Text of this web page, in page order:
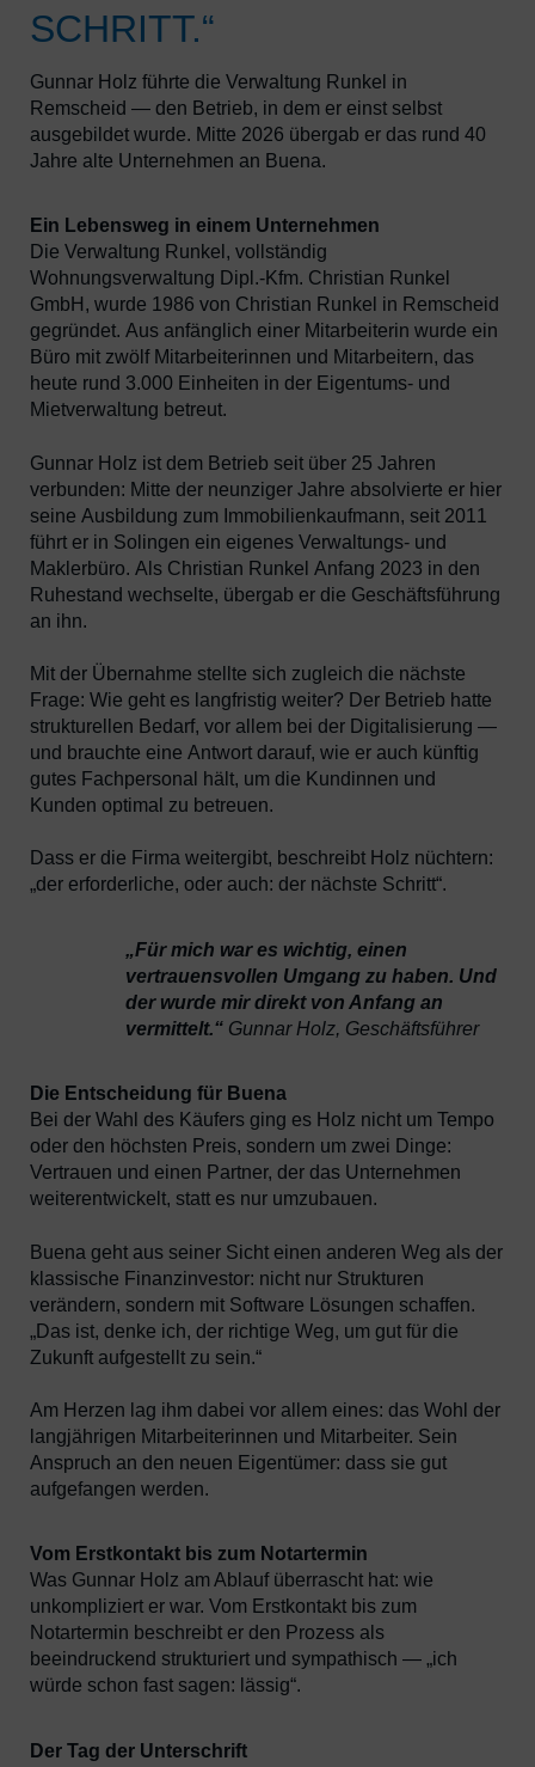
SCHRITT.“
Gunnar Holz führte die Verwaltung Runkel in
Remscheid — den Betrieb, in dem er einst selbst
ausgebildet wurde. Mitte 2026 übergab er das rund 40
Jahre alte Unternehmen an Buena.
Ein Lebensweg in einem Unternehmen
Die Verwaltung Runkel, vollständig
Wohnungsverwaltung Dipl.-Kfm. Christian Runkel
GmbH, wurde 1986 von Christian Runkel in Remscheid
gegründet. Aus anfänglich einer Mitarbeiterin wurde ein
Büro mit zwölf Mitarbeiterinnen und Mitarbeitern, das
heute rund 3.000 Einheiten in der Eigentums- und
Mietverwaltung betreut.
Gunnar Holz ist dem Betrieb seit über 25 Jahren
verbunden: Mitte der neunziger Jahre absolvierte er hier
seine Ausbildung zum Immobilienkaufmann, seit 2011
führt er in Solingen ein eigenes Verwaltungs- und
Maklerbüro. Als Christian Runkel Anfang 2023 in den
Ruhestand wechselte, übergab er die Geschäftsführung
an ihn.
Mit der Übernahme stellte sich zugleich die nächste
Frage: Wie geht es langfristig weiter? Der Betrieb hatte
strukturellen Bedarf, vor allem bei der Digitalisierung —
und brauchte eine Antwort darauf, wie er auch künftig
gutes Fachpersonal hält, um die Kundinnen und
Kunden optimal zu betreuen.
Dass er die Firma weitergibt, beschreibt Holz nüchtern:
„der erforderliche, oder auch: der nächste Schritt“.
„Für mich war es wichtig, einen
vertrauensvollen Umgang zu haben. Und
der wurde mir direkt von Anfang an
vermittelt.“ Gunnar Holz, Geschäftsführer
Die Entscheidung für Buena
Bei der Wahl des Käufers ging es Holz nicht um Tempo
oder den höchsten Preis, sondern um zwei Dinge:
Vertrauen und einen Partner, der das Unternehmen
weiterentwickelt, statt es nur umzubauen.
Buena geht aus seiner Sicht einen anderen Weg als der
klassische Finanzinvestor: nicht nur Strukturen
verändern, sondern mit Software Lösungen schaffen.
„Das ist, denke ich, der richtige Weg, um gut für die
Zukunft aufgestellt zu sein.“
Am Herzen lag ihm dabei vor allem eines: das Wohl der
langjährigen Mitarbeiterinnen und Mitarbeiter. Sein
Anspruch an den neuen Eigentümer: dass sie gut
aufgefangen werden.
Vom Erstkontakt bis zum Notartermin
Was Gunnar Holz am Ablauf überrascht hat: wie
unkompliziert er war. Vom Erstkontakt bis zum
Notartermin beschreibt er den Prozess als
beeindruckend strukturiert und sympathisch — „ich
würde schon fast sagen: lässig“.
Der Tag der Unterschrift